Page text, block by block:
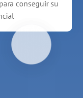
conseguir su